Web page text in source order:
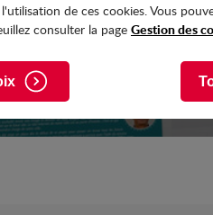
de ces cookies. Vous
consulter la page Gestion des